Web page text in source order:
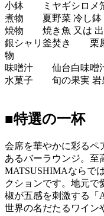
小鉢 ミヤギシロメ
煮物 夏野菜 冷し鉢
焼物 焼き魚 又は 出
銀シャリ釜焚き 栗
味噌汁 仙台白味噌
水菓子 旬の果実 岩
■特選の一杯
会席を華やかに彩るペ
あるバーラウンジ。
MATSUSHIMAならで
クションです。地元で
椒が五感を刺激する「
世界の名だたるワイン